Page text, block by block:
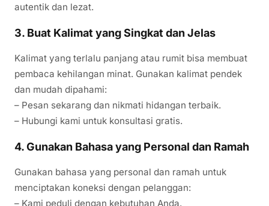
autentik dan lezat.
3. Buat Kalimat yang Singkat dan Jelas
Kalimat yang terlalu panjang atau rumit bisa membuat
pembaca kehilangan minat. Gunakan kalimat pendek
dan mudah dipahami:
– Pesan sekarang dan nikmati hidangan terbaik.
– Hubungi kami untuk konsultasi gratis.
4. Gunakan Bahasa yang Personal dan Ramah
Gunakan bahasa yang personal dan ramah untuk
menciptakan koneksi dengan pelanggan:
– Kami peduli dengan kebutuhan Anda.